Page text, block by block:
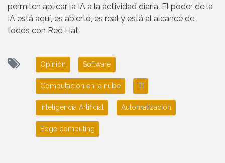
permiten aplicar la IA a la actividad diaria. El poder de la
IA está aquí, es abierto, es real y está al alcance de
todos con Red Hat.
Opinión Software
Computación en la nube TI
Inteligencia Artificial Automatización
Edge computing